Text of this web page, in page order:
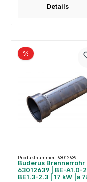
Details
%
Produktnummer: 63012639
Buderus Brennerrohr
63012639 | BE-A1.0-
BE1.3-2.3 | 17 kW |ø